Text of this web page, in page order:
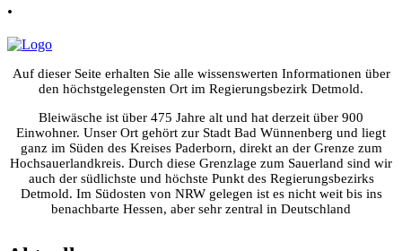
.
Auf dieser Seite erhalten Sie alle wissenswerten Informationen über
den höchstgelegensten Ort im Regierungsbezirk Detmold.
Bleiwäsche ist über 475 Jahre alt und hat derzeit über 900
Einwohner. Unser Ort gehört zur Stadt Bad Wünnenberg und liegt
ganz im Süden des Kreises Paderborn, direkt an der Grenze zum
Hochsauerlandkreis. Durch diese Grenzlage zum Sauerland sind wir
auch der südlichste und höchste Punkt des Regierungsbezirks
Detmold. Im Südosten von NRW gelegen ist es nicht weit bis ins
benachbarte Hessen, aber sehr zentral in Deutschland